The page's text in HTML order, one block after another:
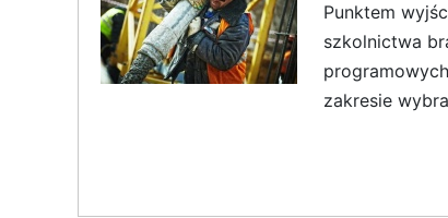
Punktem
szkolnictwa
zakresie